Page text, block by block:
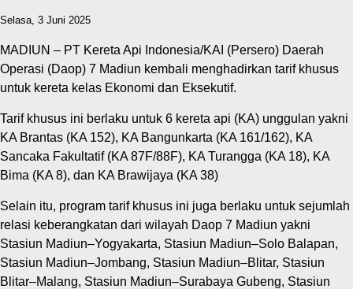
Selasa, 3 Juni 2025
MADIUN – PT Kereta Api Indonesia/KAI (Persero) Daerah
Operasi (Daop) 7 Madiun kembali menghadirkan tarif khusus
untuk kereta kelas Ekonomi dan Eksekutif.
Tarif khusus ini berlaku untuk 6 kereta api (KA) unggulan yakni
KA Brantas (KA 152), KA Bangunkarta (KA 161/162), KA
Sancaka Fakultatif (KA 87F/88F), KA Turangga (KA 18), KA
Bima (KA 8), dan KA Brawijaya (KA 38)
Selain itu, program tarif khusus ini juga berlaku untuk sejumlah
relasi keberangkatan dari wilayah Daop 7 Madiun yakni
Stasiun Madiun–Yogyakarta, Stasiun Madiun–Solo Balapan,
Stasiun Madiun–Jombang, Stasiun Madiun–Blitar, Stasiun
Blitar–Malang, Stasiun Madiun–Surabaya Gubeng, Stasiun